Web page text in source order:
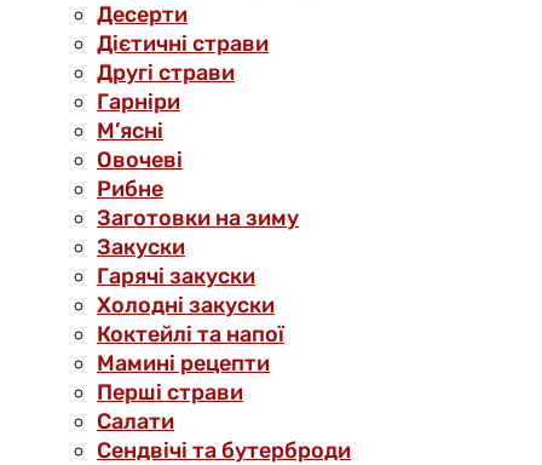
Десерти
Дієтичні страви
Другі страви
Гарніри
М’ясні
Овочеві
Рибне
Заготовки на зиму
Закуски
Гарячі закуски
Холодні закуски
Коктейлі та напої
Мамині рецепти
Перші страви
Салати
Сендвічі та бутерброди